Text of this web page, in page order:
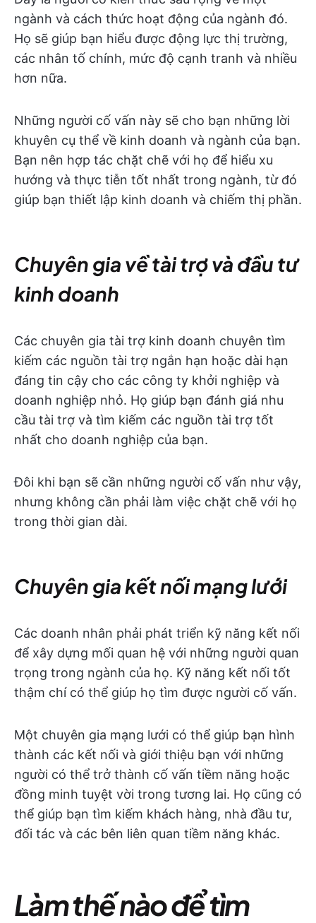
ngành và cách thức hoạt động của ngành đó.
Họ sẽ giúp bạn hiểu được động lực thị trường,
các nhân tố chính, mức độ cạnh tranh và nhiều
hơn nữa.
Những người cố vấn này sẽ cho bạn những lời
khuyên cụ thể về kinh doanh và ngành của bạn.
Bạn nên hợp tác chặt chẽ với họ để hiểu xu
hướng và thực tiễn tốt nhất trong ngành, từ đó
giúp bạn thiết lập kinh doanh và chiếm thị phần.
Chuyên gia về tài trợ và đầu tư
kinh doanh
Các chuyên gia tài trợ kinh doanh chuyên tìm
kiếm các nguồn tài trợ ngắn hạn hoặc dài hạn
đáng tin cậy cho các công ty khởi nghiệp và
doanh nghiệp nhỏ. Họ giúp bạn đánh giá nhu
cầu tài trợ và tìm kiếm các nguồn tài trợ tốt
nhất cho doanh nghiệp của bạn.
Đôi khi bạn sẽ cần những người cố vấn như vậy,
nhưng không cần phải làm việc chặt chẽ với họ
trong thời gian dài.
Chuyên gia kết nối mạng lưới
Các doanh nhân phải phát triển kỹ năng kết nối
để xây dựng mối quan hệ với những người quan
trọng trong ngành của họ. Kỹ năng kết nối tốt
thậm chí có thể giúp họ tìm được người cố vấn.
Một chuyên gia mạng lưới có thể giúp bạn hình
thành các kết nối và giới thiệu bạn với những
người có thể trở thành cố vấn tiềm năng hoặc
đồng minh tuyệt vời trong tương lai. Họ cũng có
thể giúp bạn tìm kiếm khách hàng, nhà đầu tư,
đối tác và các bên liên quan tiềm năng khác.
Làm thế nào để tìm